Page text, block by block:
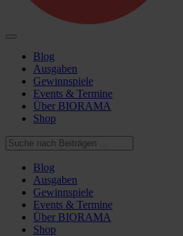
Blog
Ausgaben
Gewinnspiele
Events & Termine
Über BIORAMA
Shop
Blog
Ausgaben
Gewinnspiele
Events & Termine
Über BIORAMA
Shop